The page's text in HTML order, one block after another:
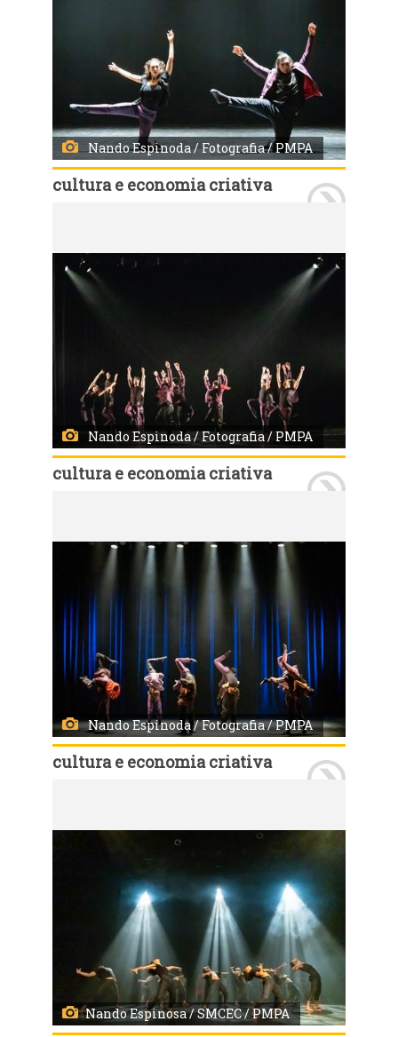
Nando Espinoda / Fotografia / PMPA
cultura e economia criativa
Nando Espinoda / Fotografia / PMPA
cultura e economia criativa
Nando Espinoda / Fotografia / PMPA
cultura e economia criativa
Nando Espinosa / SMCEC / PMPA